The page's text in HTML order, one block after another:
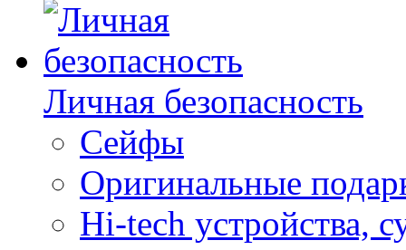
Личная безопасность
Сейфы
Оригинальные
Hi-tech устройства,